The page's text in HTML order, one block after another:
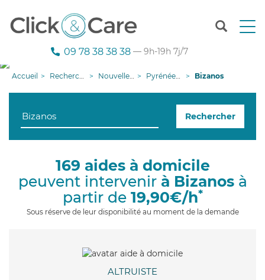
T
n
g
09 78 38 38 38 — 9h-19h 7j/7
Accueil Recherche aide à domicile Nouvelle-Aquitaine Pyrénées-Atlantiques Bizanos
Rechercher
169 aides à domicile
peuvent intervenir à Bizanosà
partir de 19,90€/h*
Sous réserve de leur disponibilité au moment de la demande
ALTRUISTE